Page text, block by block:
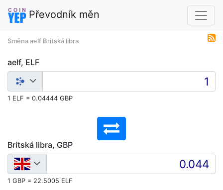
Převodník měn
Směna aelf Britská libra
aelf, ELF
1 ELF = 0.04444 GBP
Britská libra, GBP
1 GBP = 22.5005 ELF